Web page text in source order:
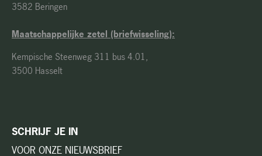
3582 Beringen
Maatschappelijke zetel (briefwisseling):
Kempische Steenweg 311 bus 4.01,
3500 Hasselt
SCHRIJF JE IN
VOOR ONZE NIEUWSBRIEF